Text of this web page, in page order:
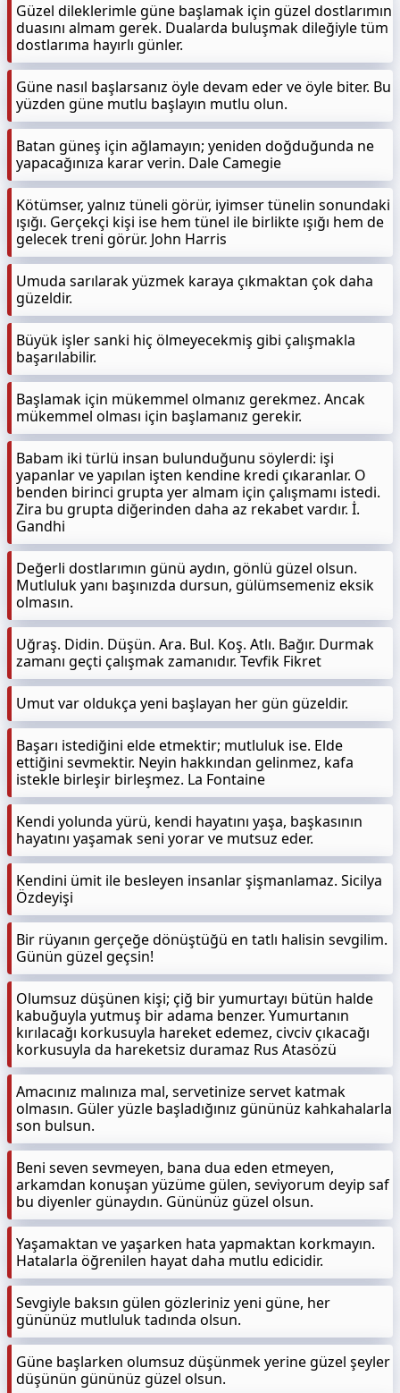
Güzel dileklerimle güne başlamak için güzel dostlarımın
duasını almam gerek. Dualarda buluşmak dileğiyle tüm
dostlarıma hayırlı günler.
Güne nasıl başlarsanız öyle devam eder ve öyle biter. Bu
yüzden güne mutlu başlayın mutlu olun.
Batan güneş için ağlamayın; yeniden doğduğunda ne
yapacağınıza karar verin. Dale Camegie
Kötümser, yalnız tüneli görür, iyimser tünelin sonundaki
ışığı. Gerçekçi kişi ise hem tünel ile birlikte ışığı hem de
gelecek treni görür. John Harris
Umuda sarılarak yüzmek karaya çıkmaktan çok daha
güzeldir.
Büyük işler sanki hiç ölmeyecekmiş gibi çalışmakla
başarılabilir.
Başlamak için mükemmel olmanız gerekmez. Ancak
mükemmel olması için başlamanız gerekir.
Babam iki türlü insan bulunduğunu söylerdi: işi
yapanlar ve yapılan işten kendine kredi çıkaranlar. O
benden birinci grupta yer almam için çalışmamı istedi.
Zira bu grupta diğerinden daha az rekabet vardır. İ.
Gandhi
Değerli dostlarımın günü aydın, gönlü güzel olsun.
Mutluluk yanı başınızda dursun, gülümsemeniz eksik
olmasın.
Uğraş. Didin. Düşün. Ara. Bul. Koş. Atlı. Bağır. Durmak
zamanı geçti çalışmak zamanıdır. Tevfik Fikret
Umut var oldukça yeni başlayan her gün güzeldir.
Başarı istediğini elde etmektir; mutluluk ise. Elde
ettiğini sevmektir. Neyin hakkından gelinmez, kafa
istekle birleşir birleşmez. La Fontaine
Kendi yolunda yürü, kendi hayatını yaşa, başkasının
hayatını yaşamak seni yorar ve mutsuz eder.
Kendini ümit ile besleyen insanlar şişmanlamaz. Sicilya
Özdeyişi
Bir rüyanın gerçeğe dönüştüğü en tatlı halisin sevgilim.
Günün güzel geçsin!
Olumsuz düşünen kişi; çiğ bir yumurtayı bütün halde
kabuğuyla yutmuş bir adama benzer. Yumurtanın
kırılacağı korkusuyla hareket edemez, civciv çıkacağı
korkusuyla da hareketsiz duramaz Rus Atasözü
Amacınız malınıza mal, servetinize servet katmak
olmasın. Güler yüzle başladığınız gününüz kahkahalarla
son bulsun.
Beni seven sevmeyen, bana dua eden etmeyen,
arkamdan konuşan yüzüme gülen, seviyorum deyip saf
bu diyenler günaydın. Gününüz güzel olsun.
Yaşamaktan ve yaşarken hata yapmaktan korkmayın.
Hatalarla öğrenilen hayat daha mutlu edicidir.
Sevgiyle baksın gülen gözleriniz yeni güne, her
gününüz mutluluk tadında olsun.
Güne başlarken olumsuz düşünmek yerine güzel şeyler
düşünün gününüz güzel olsun.